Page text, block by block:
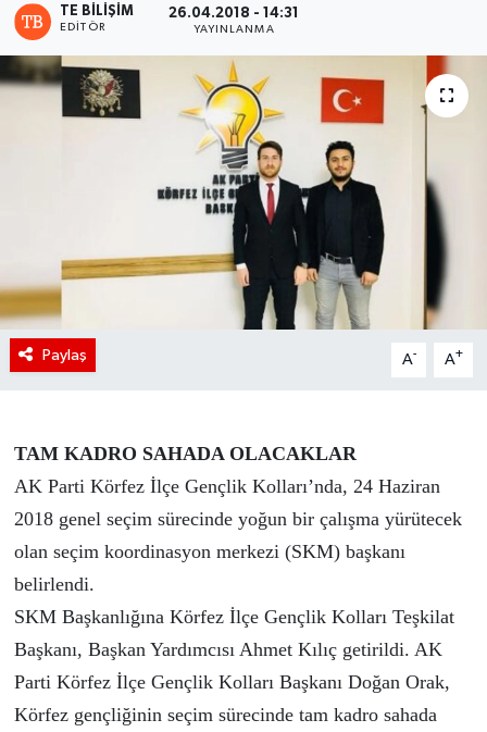
TE BILIŞIM
EDITÖR
26.04.2018 - 14:31
YAYINLANMA
Paylaş A- A+
TAM KADRO SAHADA OLACAKLAR
AK Parti Körfez İlçe Gençlik Kolları’nda, 24 Haziran
2018 genel seçim sürecinde yoğun bir çalışma yürütecek
olan seçim koordinasyon merkezi (SKM) başkanı
belirlendi.
SKM Başkanlığına Körfez İlçe Gençlik Kolları Teşkilat
Başkanı, Başkan Yardımcısı Ahmet Kılıç getirildi. AK
Parti Körfez İlçe Gençlik Kolları Başkanı Doğan Orak,
Körfez gençliğinin seçim sürecinde tam kadro sahada